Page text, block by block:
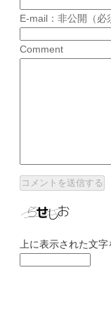
E-mail：非公開（必
Comment
上に表示された文